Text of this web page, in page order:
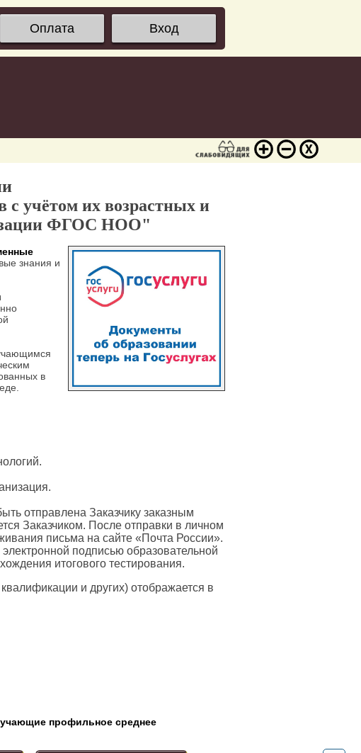
Оплата Вход
учётом их возрастных и
ФГОС НОО"
знания и
в
отправлена Заказчику заказным
Заказчиком. После отправки в личном
письма на сайте «Почта России».
подписью образовательной
итогового тестирования.
и других) отображается в
профильное среднее